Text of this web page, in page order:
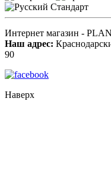
Интернет магазин -
Наш адрес:
90
Наверх